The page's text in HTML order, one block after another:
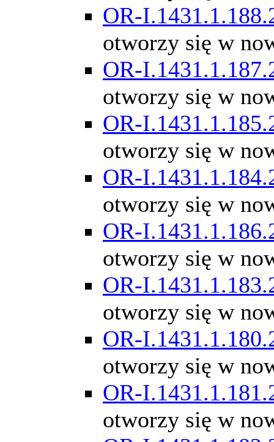
OR-
otworzy się w
OR-
otworzy się w
OR-
otworzy się w
OR-
otworzy się w
OR-
otworzy się w
OR-
otworzy się w
OR-
otworzy się w
OR-
otworzy się w